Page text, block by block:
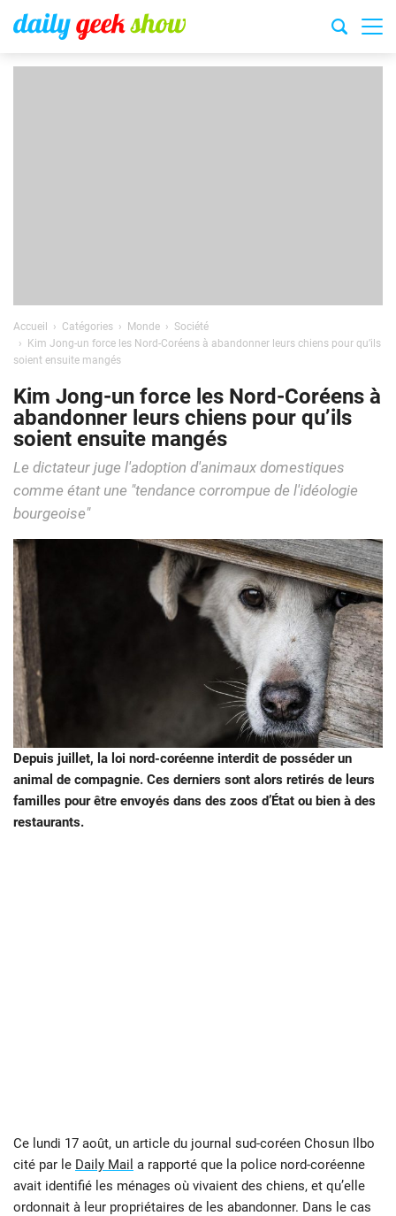
Accueil Catégories Monde
Société
Kim Jong-un force les Nord-Coréens à abandonner leurs chiens pour qu’ils
soient ensuite mangés
Kim Jong-un force les Nord-Coréens à
abandonner leurs chiens pour qu’ils
soient ensuite mangés
Le dictateur juge l'adoption d'animaux domestiques
comme étant une "tendance corrompue de l'idéologie
bourgeoise"
Depuis juillet, la loi nord-coréenne interdit de posséder un
animal de compagnie. Ces derniers sont alors retirés de leurs
familles pour être envoyés dans des zoos d’État ou bien à des
restaurants.
Ce lundi 17 août, un article du journal sud-coréen Chosun Ilbo
cité par le Daily Mail a rapporté que la police nord-coréenne
avait identifié les ménages où vivaient des chiens, et qu’elle
ordonnait à leur propriétaires de les abandonner. Dans le cas